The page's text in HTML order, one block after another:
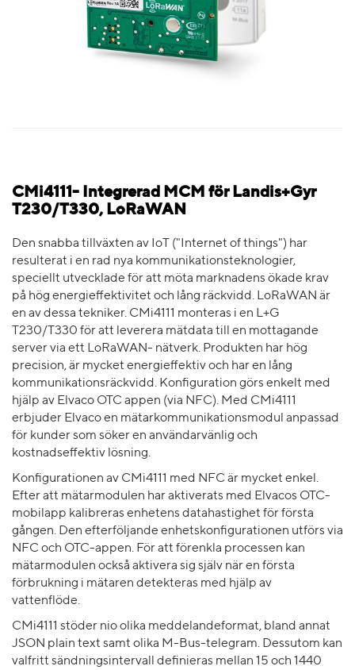
CMi4111- Integrerad MCM för Landis+Gyr
T230/T330, LoRaWAN
Den snabba tillväxten av IoT ("Internet of things") har
resulterat i en rad nya kommunikationsteknologier,
speciellt utvecklade för att möta marknadens ökade krav
på hög energieffektivitet och lång räckvidd. LoRaWAN är
en av dessa tekniker. CMi4111 monteras i en L+G
T230/T330 för att leverera mätdata till en mottagande
server via ett LoRaWAN- nätverk. Produkten har hög
precision, är mycket energieffektiv och har en lång
kommunikationsräckvidd. Konfiguration görs enkelt med
hjälp av Elvaco OTC appen (via NFC). Med CMi4111
erbjuder Elvaco en mätarkommunikationsmodul anpassad
för kunder som söker en användarvänlig och
kostnadseffektiv lösning.
Konfigurationen av CMi4111 med NFC är mycket enkel.
Efter att mätarmodulen har aktiverats med Elvacos OTC-
mobilapp kalibreras enhetens datahastighet för första
gången. Den efterföljande enhetskonfigurationen utförs via
NFC och OTC-appen. För att förenkla processen kan
mätarmodulen också aktivera sig själv när en första
förbrukning i mätaren detekteras med hjälp av
vattenflöde.
CMi4111 stöder nio olika meddelandeformat, bland annat
JSON plain text samt olika M-Bus-telegram. Dessutom kan
valfritt sändningsintervall definieras mellan 15 och 1440